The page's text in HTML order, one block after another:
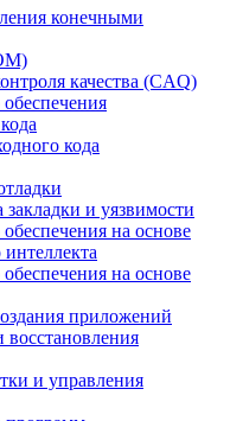
конечными
качества (CAQ)
кода
закладки и уязвимости
на основе
на основе
приложений
и управления